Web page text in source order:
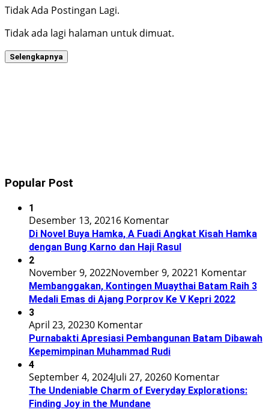
Tidak Ada Postingan Lagi.
Tidak ada lagi halaman untuk dimuat.
Selengkapnya
Popular Post
1
Desember 13, 20216 Komentar
Di Novel Buya Hamka, A Fuadi Angkat Kisah Hamka
dengan Bung Karno dan Haji Rasul
2
November 9, 2022November 9, 20221 Komentar
Membanggakan, Kontingen Muaythai Batam Raih 3
Medali Emas di Ajang Porprov Ke V Kepri 2022
3
April 23, 20230 Komentar
Purnabakti Apresiasi Pembangunan Batam Dibawah
Kepemimpinan Muhammad Rudi
4
September 4, 2024Juli 27, 20260 Komentar
The Undeniable Charm of Everyday Explorations:
Finding Joy in the Mundane